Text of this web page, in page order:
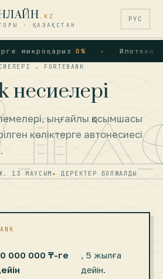
.KZ
· ҚАЗАҚСТАН
РУС
микроқарыз 0% Ипотека ·
→ FORTEBANK
несиелері
ыңғайлы қосымшасы
көліктерге автонесиесі
13 МАУСЫМ ДЕРЕКТЕР БОЛЖАЛДЫ
000 000 ₸-ге
, 5 жылға
дейін.